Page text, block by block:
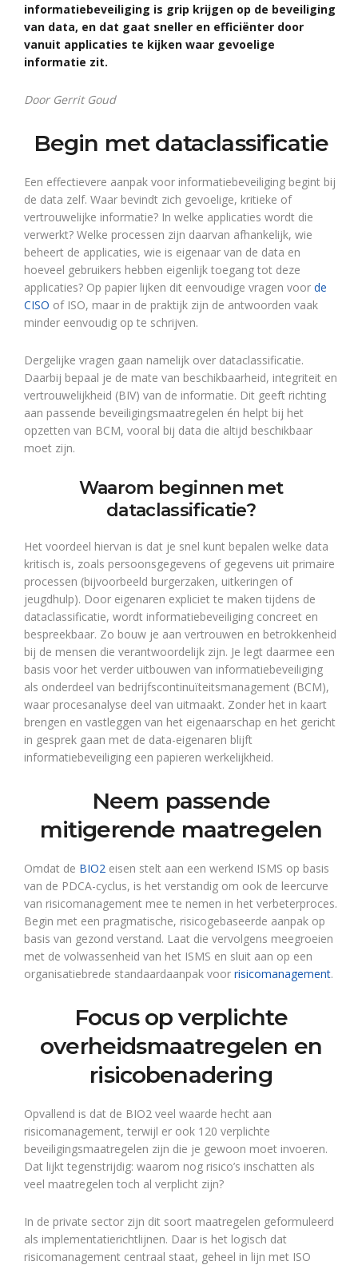
informatiebeveiliging is grip krijgen op de beveiliging
van data, en dat gaat sneller en efficiënter door
vanuit applicaties te kijken waar gevoelige
informatie zit.
Door Gerrit Goud
Begin met dataclassificatie
Een effectievere aanpak voor informatiebeveiliging begint bij
de data zelf. Waar bevindt zich gevoelige, kritieke of
vertrouwelijke informatie? In welke applicaties wordt die
verwerkt? Welke processen zijn daarvan afhankelijk, wie
beheert de applicaties, wie is eigenaar van de data en
hoeveel gebruikers hebben eigenlijk toegang tot deze
applicaties? Op papier lijken dit eenvoudige vragen voor de
CISO of ISO, maar in de praktijk zijn de antwoorden vaak
minder eenvoudig op te schrijven.
Dergelijke vragen gaan namelijk over dataclassificatie.
Daarbij bepaal je de mate van beschikbaarheid, integriteit en
vertrouwelijkheid (BIV) van de informatie. Dit geeft richting
aan passende beveiligingsmaatregelen én helpt bij het
opzetten van BCM, vooral bij data die altijd beschikbaar
moet zijn.
Waarom beginnen met
dataclassificatie?
Het voordeel hiervan is dat je snel kunt bepalen welke data
kritisch is, zoals persoonsgegevens of gegevens uit primaire
processen (bijvoorbeeld burgerzaken, uitkeringen of
jeugdhulp). Door eigenaren expliciet te maken tijdens de
dataclassificatie, wordt informatiebeveiliging concreet en
bespreekbaar. Zo bouw je aan vertrouwen en betrokkenheid
bij de mensen die verantwoordelijk zijn. Je legt daarmee een
basis voor het verder uitbouwen van informatiebeveiliging
als onderdeel van bedrijfscontinuïteitsmanagement (BCM),
waar procesanalyse deel van uitmaakt. Zonder het in kaart
brengen en vastleggen van het eigenaarschap en het gericht
in gesprek gaan met de data-eigenaren blijft
informatiebeveiliging een papieren werkelijkheid.
Neem passende
mitigerende maatregelen
Omdat de BIO2 eisen stelt aan een werkend ISMS op basis
van de PDCA-cyclus, is het verstandig om ook de leercurve
van risicomanagement mee te nemen in het verbeterproces.
Begin met een pragmatische, risicogebaseerde aanpak op
basis van gezond verstand. Laat die vervolgens meegroeien
met de volwassenheid van het ISMS en sluit aan op een
organisatiebrede standaardaanpak voor risicomanagement.
Focus op verplichte
overheidsmaatregelen en
risicobenadering
Opvallend is dat de BIO2 veel waarde hecht aan
risicomanagement, terwijl er ook 120 verplichte
beveiligingsmaatregelen zijn die je gewoon moet invoeren.
Dat lijkt tegenstrijdig: waarom nog risico’s inschatten als
veel maatregelen toch al verplicht zijn?
In de private sector zijn dit soort maatregelen geformuleerd
als implementatierichtlijnen. Daar is het logisch dat
risicomanagement centraal staat, geheel in lijn met ISO